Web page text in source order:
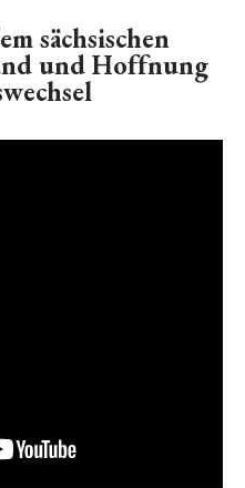
sächsischen
und Hoffnung